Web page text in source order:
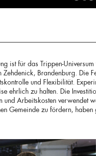
ist für das Trippen-
Zehdenick, Brandenburg.
und Flexibilität.
ehrlich zu halten. Die
Arbeitskosten verwendet
Gemeinde zu fördern,